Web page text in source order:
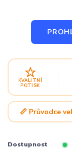
KVALITNÍ
POTISK
📏 Průvodce
Dostupnost